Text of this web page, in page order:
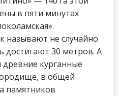
в пяти минутах
не случайно
достигают 30 метров. А
курганные
в общей
памятников